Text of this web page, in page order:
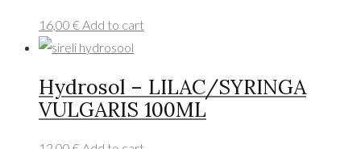
16,00 €Add to cart
Hydrosol – LILAC/SYRINGA
VULGARIS 100ML